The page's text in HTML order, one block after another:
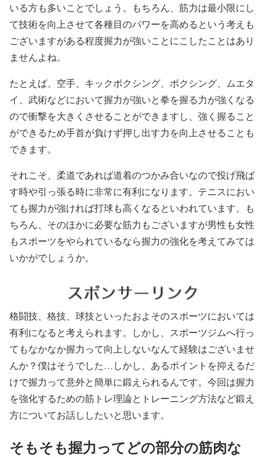
いる方も多いことでしょう。もちろん、筋力は最小限にし
て技術を向上させて各種目のパワーを高めるという考えも
ございますがある程度握力が強いことにこしたことはあり
ませんよね。
たとえば、空手、キックボクシング、ボクシング、ムエタ
イ、武術などにおいて握力が強いと拳を握る力が強くなる
ので衝撃を大きくさせることができますし、強く握ること
ができるため手首が負けず押し出す力を向上させることも
できます。
それこそ、柔道であれば道着のつかみ合いなので投げ飛ば
す時や引っ張る時に非常に有利になります。 テニスにおい
ても握力が強ければ打球も高くなるといわれています。も
ちろん、そのほかに必要な筋力もございますが男性も女性
もスポーツをやられているなら握力の強化を考えてみては
いかがでしょうか。
格闘技、格技、球技といったおよそのスポーツにおいては
有利になると考えられます。しかし、 スポーツジムへ行っ
てもなかなか握力って向上しないなんて経験はございませ
んか？僕はそうでした…しかし、あるポイントを抑えるだ
けで握力って意外と簡単に鍛えられるんです。今回は握力
を強化するための筋トレ理論とトレーニング方法など鍛え
方についてお話ししたいと思います。
そもそも握力ってどの部分の筋肉な